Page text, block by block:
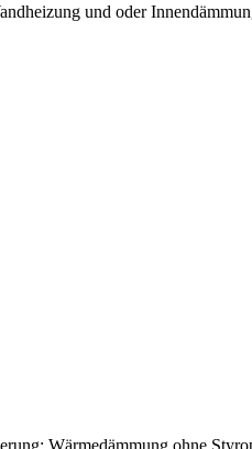
und oder